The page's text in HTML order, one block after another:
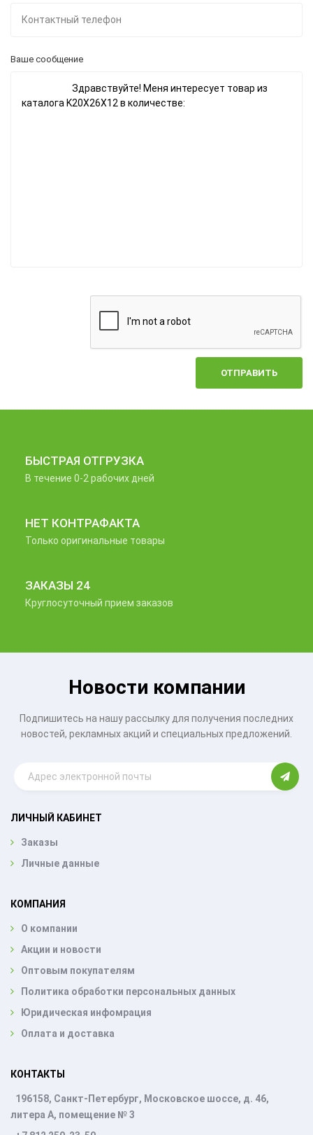
Ваше сообщение
ОТПРАВИТЬ
БЫСТРАЯ ОТГРУЗКА
В течение 0-2 рабочих дней
НЕТ КОНТРАФАКТА
Только оригинальные товары
ЗАКАЗЫ 24
Круглосуточный прием заказов
Новости компании
Подпишитесь на нашу рассылку для получения последних
новостей, рекламных акций и специальных предложений.
ЛИЧНЫЙ КАБИНЕТ
Заказы
Личные данные
КОМПАНИЯ
О компании
Акции и новости
Оптовым покупателям
Политика обработки персональных данных
Юридическая инфомрация
Оплата и доставка
КОНТАКТЫ
196158, Санкт-Петербург, Московское шоссе, д. 46,
литера А, помещение № 3